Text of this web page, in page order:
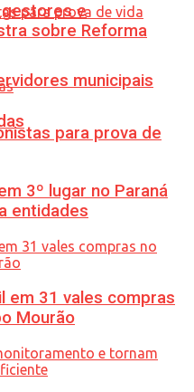
municipais
para prova de
gestores e
sobre Reforma
3º lugar no Paraná
entidades
em 31 vales compras
Mourão